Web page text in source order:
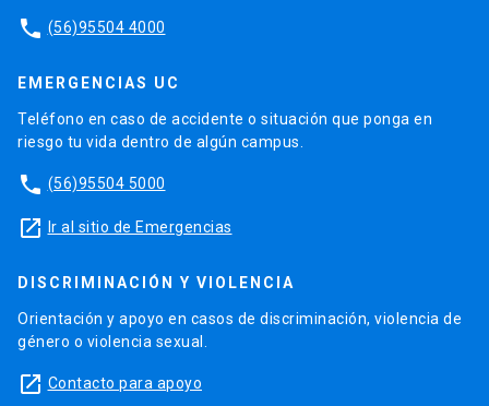
phone (56)95504 4000
EMERGENCIAS UC
Teléfono en caso de accidente o situación que ponga en
riesgo tu vida dentro de algún campus.
phone (56)95504 5000
launch Ir al sitio de Emergencias
DISCRIMINACIÓN Y VIOLENCIA
Orientación y apoyo en casos de discriminación, violencia de
género o violencia sexual.
launch Contacto para apoyo